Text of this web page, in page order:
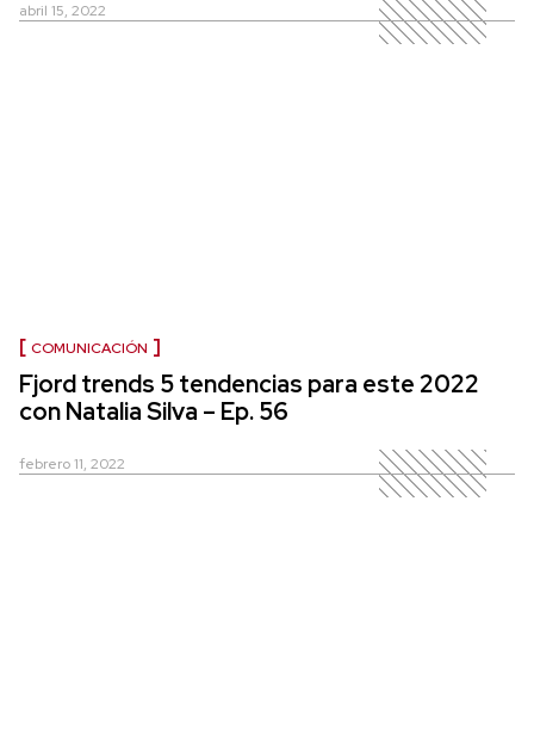
abril 15, 2022
COMUNICACIÓN
Fjord trends 5 tendencias para este 2022
con Natalia Silva – Ep. 56
febrero 11, 2022